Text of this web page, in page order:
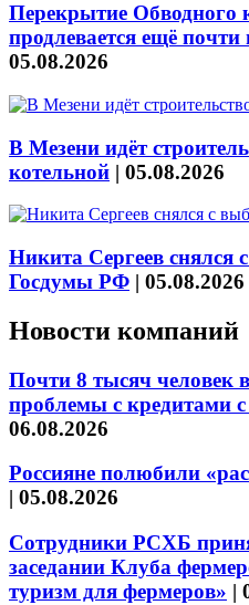
Перекрытие Обводного
продлевается ещё почти
05.08.2026
В Мезени идёт
котельной | 05.08.2026
Никита Сергеев снялся
Госдумы РФ | 05.08.2026
Новости компаний
Почти 8 тысяч
проблемы с кредитами
06.08.2026
Россияне полюбили
| 05.08.2026
Сотрудники РСХБ
заседании Клуба
туризм для фермеров» |